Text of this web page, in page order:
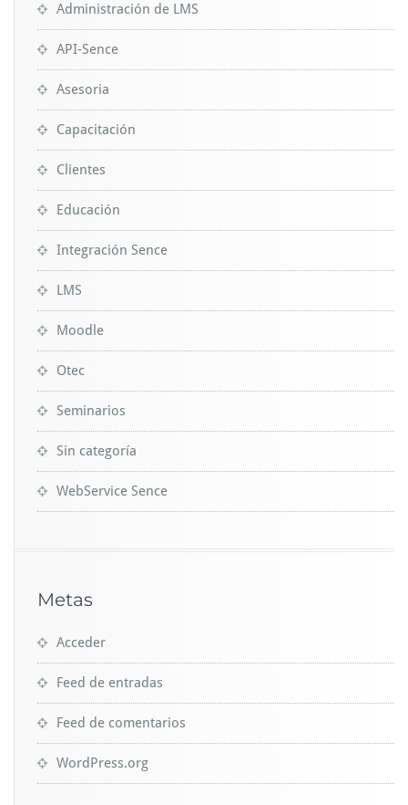
Administración de LMS
API-Sence
Asesoria
Capacitación
Clientes
Educación
Integración Sence
LMS
Moodle
Otec
Seminarios
Sin categoría
WebService Sence
Metas
Acceder
Feed de entradas
Feed de comentarios
WordPress.org